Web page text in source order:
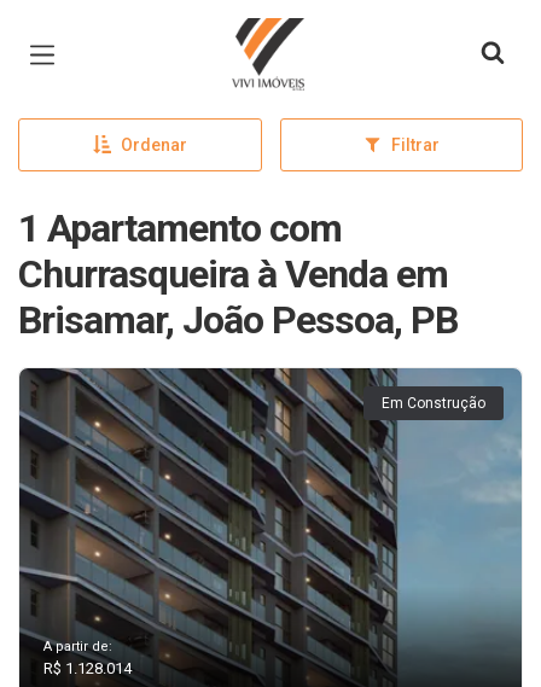
Página inicial
Ordenar Filtrar
1 Apartamento com
Churrasqueira à Venda em
Brisamar, João Pessoa, PB
Em Construção
A partir de:
R$ 1.128.014